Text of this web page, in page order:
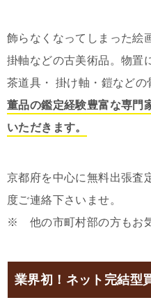
飾らなくなってしまった絵
掛軸などの古美術品。物置
茶道具・ 掛け軸・鎧などの
董品の鑑定経験豊富な専門
いただきます。
京都府を中心に無料出張査
度ご連絡下さいませ。
※ 他の市町村部の方もお
業界初！ネット完結型